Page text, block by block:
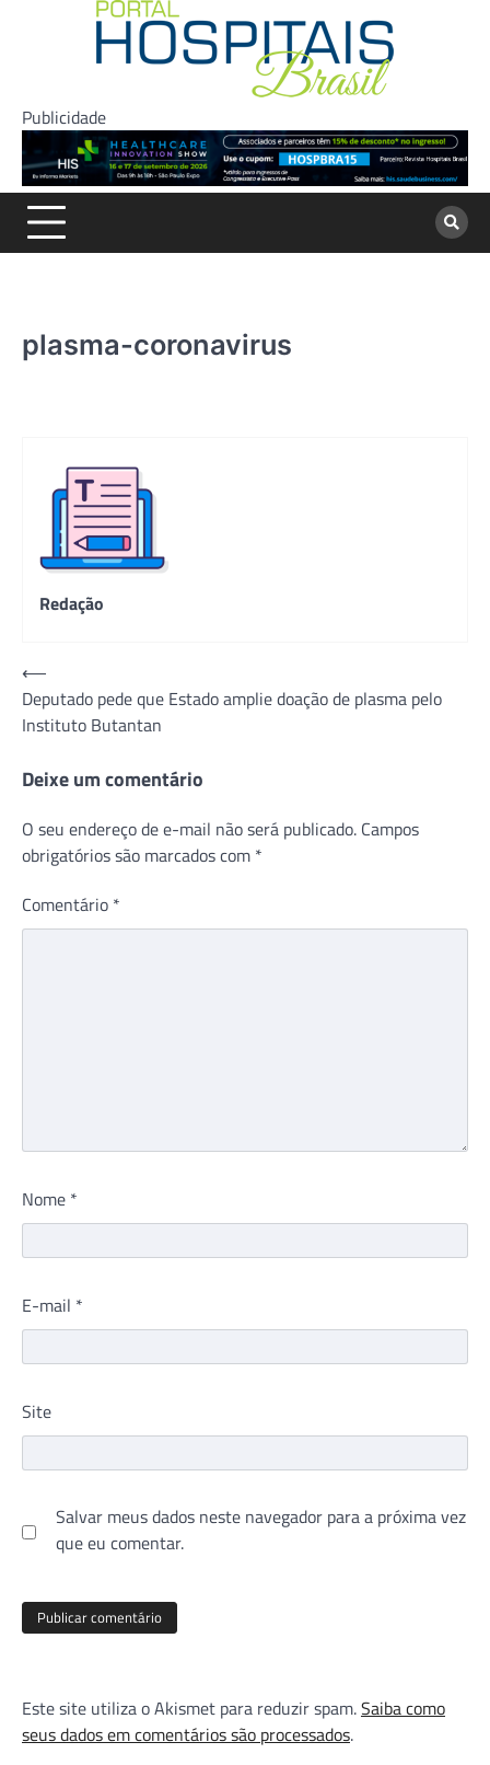
Publicidade
plasma-coronavirus
Redação
Navegação
de
Post
⟵
Deputado pede que Estado amplie doação de plasma pelo
Instituto Butantan
Deixe um comentário
O seu endereço de e-mail não será publicado. Campos
obrigatórios são marcados com *
Comentário *
Nome *
E-mail *
Site
Salvar meus dados neste navegador para a próxima vez
que eu comentar.
Este site utiliza o Akismet para reduzir spam.Saiba como
seus dados em comentários são processados.